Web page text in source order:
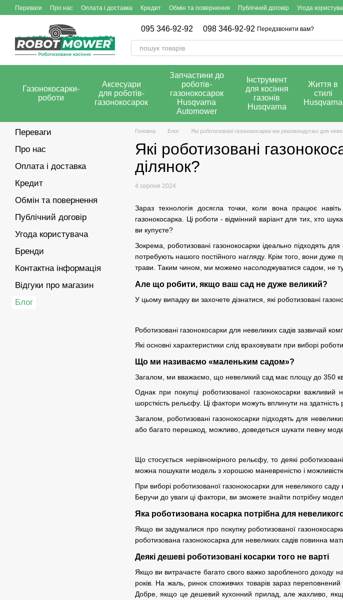
Перейти до основного контенту
Переваги Про нас Оплата і доставка Кредит Обмін та повернення Публічний договір Угода
095 346-92-92 098 346-92-92 Передзвонити вам?
Газонокосарки-
роботи
Аксесуари
для роботів-
газонокосарок
Запчастини до
роботів-
газонокосарок
Husqvarna
Automower
Інструмент
для косіння
газонів
Husqvarna
Життя в
стилі
Husqvarna
Головна Блог Які роботизовані газонокосарки ми рекомендуємо для
Які роботизовані
ділянок?
4 серпня 2024
Зараз технологія досягла точки, коли вона працює
газонокосарка. Ці роботи - відмінний варіант для тих, хто
ви купуєте?
Зокрема, роботизовані газонокосарки ідеально підходять
потребують нашого постійного нагляду. Крім того, вони дуже
трави. Таким чином, ми можемо насолоджуватися садом, не
Але що робити, якщо ваш сад не дуже великий?
У цьому випадку ви захочете дізнатися, які роботизовані
Роботизовані газонокосарки для невеликих садів зазвичай
Які основні характеристики слід враховувати при виборі
Що ми називаємо «маленьким садом»?
Загалом, ми вважаємо, що невеликий сад має площу до 350
Однак при покупці роботизованої газонокосарки важливий
шорсткість рельєфу. Ці фактори можуть вплинути на
Загалом, роботизовані газонокосарки підходять для
або багато перешкод, можливо, доведеться шукати певну
Що стосується нерівномірного рельєфу, то деякі
можна пошукати модель з хорошою маневреністю і можливістю
При виборі роботизованої газонокосарки для невеликого саду
Беручи до уваги ці фактори, ви зможете знайти потрібну
Яка роботизована косарка потрібна для
Якщо ви задумалися про покупку роботизованої
роботизована газонокосарка для невеликих садів повинна
Деякі дешеві роботизовані косарки того не варті
Якщо ви витрачаєте багато свого важко заробленого доходу
років. На жаль, ринок споживчих товарів зараз
Добре, якщо це дешевий кухонний прилад, але жахливо, якщо
Переваги
Про нас
Оплата і доставка
Кредит
Обмін та повернення
Публічний договір
Угода користувача
Бренди
Контактна інформація
Відгуки про магазин
Блог